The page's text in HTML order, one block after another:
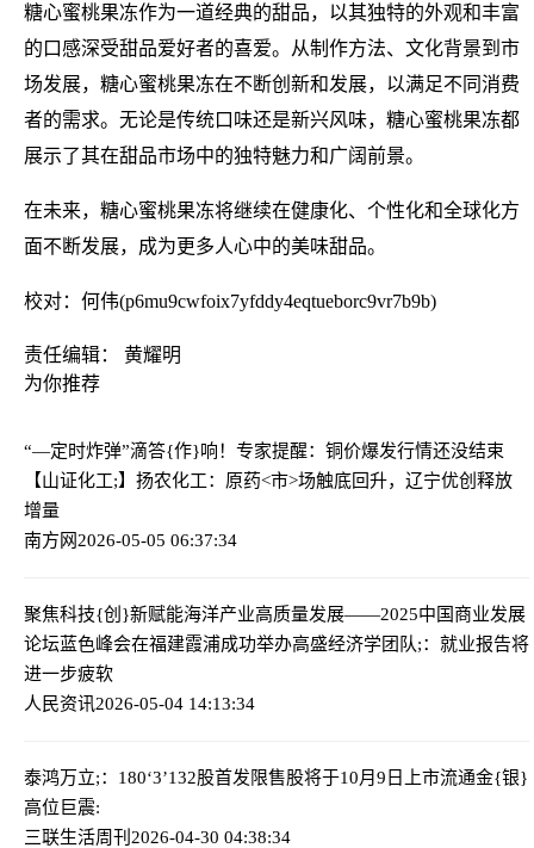
糖心蜜桃果冻作为一道经典的甜品，以其独特的外观和丰富
的口感深受甜品爱好者的喜爱。从制作方法、文化背景到市
场发展，糖心蜜桃果冻在不断创新和发展，以满足不同消费
者的需求。无论是传统口味还是新兴风味，糖心蜜桃果冻都
展示了其在甜品市场中的独特魅力和广阔前景。
在未来，糖心蜜桃果冻将继续在健康化、个性化和全球化方
面不断发展，成为更多人心中的美味甜品。
校对：何伟(p6mu9cwfoix7yfddy4eqtueborc9vr7b9b)
责任编辑： 黄耀明
为你推荐
“—定时炸弹”滴答{作}响！专家提醒：铜价爆发行情还没结束
【山证化工;】扬农化工：原药<市>场触底回升，辽宁优创释放
增量
南方网2026-05-05 06:37:34
聚焦科技{创}新赋能海洋产业高质量发展——2025中国商业发展
论坛蓝色峰会在福建霞浦成功举办高盛经济学团队;：就业报告将
进一步疲软
人民资讯2026-05-04 14:13:34
泰鸿万立;：180‘3’132股首发限售股将于10月9日上市流通金{银}
高位巨震:
三联生活周刊 2026-04-30 04:38:34